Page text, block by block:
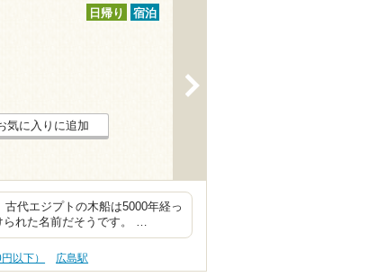
日帰り 宿泊
気に入りに追加
代エジプトの木船は5000年経っ
れた名前だそうです。 …
以下） 広島駅